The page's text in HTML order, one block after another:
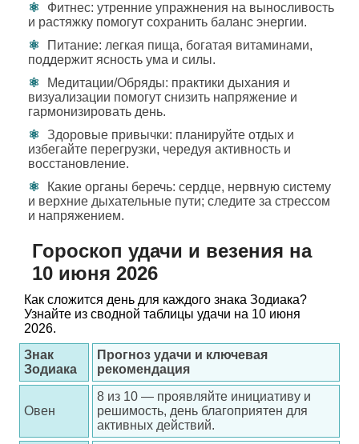
Фитнес: утренние упражнения на выносливость
и растяжку помогут сохранить баланс энергии.
Питание: легкая пища, богатая витаминами,
поддержит ясность ума и силы.
Медитации/Обряды: практики дыхания и
визуализации помогут снизить напряжение и
гармонизировать день.
Здоровые привычки: планируйте отдых и
избегайте перегрузки, чередуя активность и
восстановление.
Какие органы беречь: сердце, нервную систему
и верхние дыхательные пути; следите за стрессом
и напряжением.
Гороскоп удачи и везения на
10 июня 2026
Как сложится день для каждого знака Зодиака?
Узнайте из сводной таблицы удачи на 10 июня
2026.
Знак
Зодиака
Прогноз удачи и ключевая
рекомендация
Овен
8 из 10 — проявляйте инициативу и
решимость, день благоприятен для
активных действий.